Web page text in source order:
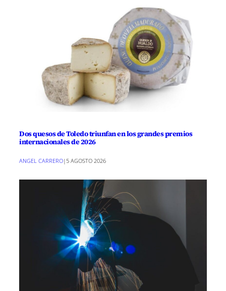
Dos quesos de Toledo triunfan en los grandes premios
internacionales de 2026
ANGEL CARRERO|5 AGOSTO 2026